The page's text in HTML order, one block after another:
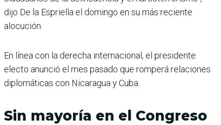
dijo De la Espriella el domingo en su más reciente
alocución.
En línea con la derecha internacional, el presidente
electo anunció el mes pasado que romperá relaciones
diplomáticas con Nicaragua y Cuba.
Sin mayoría en el Congreso